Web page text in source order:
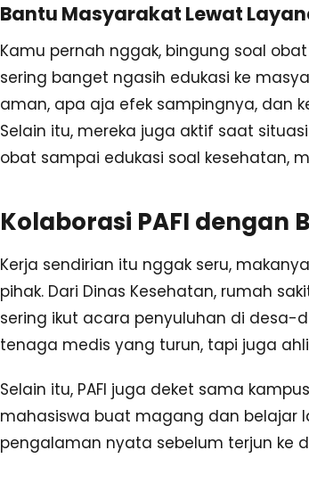
Bantu Masyarakat Lewat
Kamu pernah nggak, bingung soal
sering banget ngasih edukasi ke
aman, apa aja efek sampingnya, dan
Selain itu, mereka juga aktif saat
obat sampai edukasi soal kesehatan,
Kolaborasi PAFI dengan
Kerja sendirian itu nggak seru,
pihak. Dari Dinas Kesehatan, rumah
sering ikut acara penyuluhan di desa-
tenaga medis yang turun, tapi juga
Selain itu, PAFI juga deket sama
mahasiswa buat magang dan belajar
pengalaman nyata sebelum terjun ke